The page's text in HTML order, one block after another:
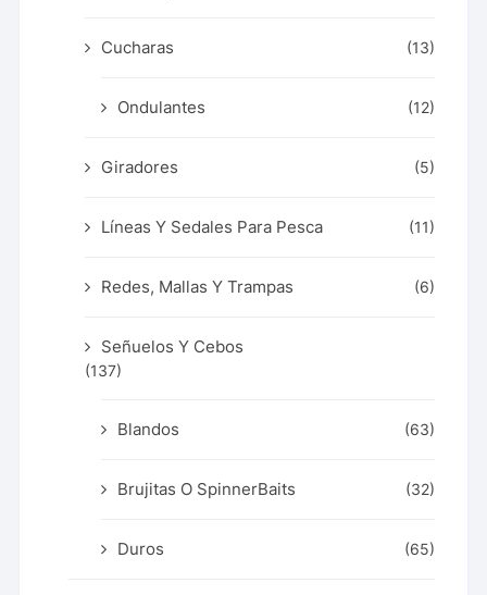
Cucharas (13)
Ondulantes (12)
Giradores (5)
Líneas Y Sedales Para Pesca (11)
Redes, Mallas Y Trampas (6)
Señuelos Y Cebos
(137)
Blandos (63)
Brujitas O SpinnerBaits (32)
Duros (65)